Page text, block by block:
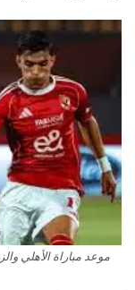
موعد مباراة الأهلي